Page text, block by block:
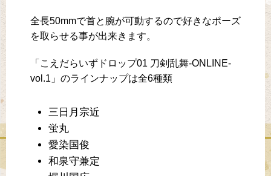
全長50mmで首と腕が可動するので好きなポーズ
を取らせる事が出来きます。
「こえだらいずドロップ01 刀剣乱舞-ONLINE-
vol.1」のラインナップは全6種類
三日月宗近
蛍丸
愛染国俊
和泉守兼定